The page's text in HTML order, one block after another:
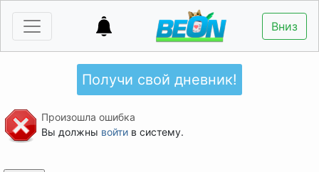
Вниз
Получи свой дневник!
Произошла ошибка
Вы должны войтив систему.